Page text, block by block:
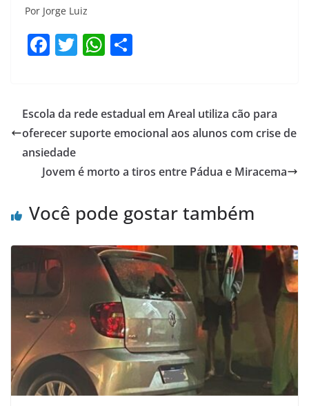
Por Jorge Luiz
F
e
b
o
o
T
er
W
s
A
p
e
Escola da rede estadual em Areal utiliza cão para
oferecer suporte emocional aos alunos com crise de
ansiedade
Jovem é morto a tiros entre Pádua e Miracema
Você pode gostar também